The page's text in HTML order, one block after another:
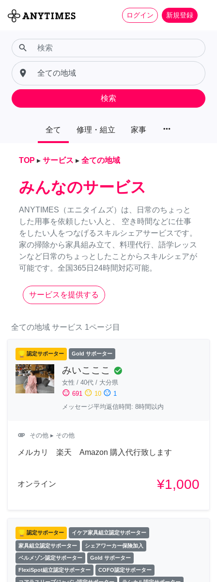
ログイン 新規登録
全て 修理・組立 家事 more_horiz
search
place
検索
TOP ▸ サービス ▸ 全ての地域
みんなのサービス
ANYTIMES（エニタイムズ）は、日常のちょっと
した用事を依頼したい人と、 空き時間などに仕事
をしたい人をつなげるスキルシェアサービスです。
家の掃除から家具組み立て、料理代行、語学レッス
ンなど日常のちょっとしたことからスキルシェアが
可能です。全国365日24時間対応可能。
サービスを提供する
全ての地域 サービス 1ページ目
認定サポーター Gold サポーター
みいこここ check_circle
女性 / 40代 / 大分県
sentiment_satisfied 691 sentiment_neutral 10 sentiment_dissatisfied 1
メッセージ平均返信時間: 8時間以内
attachment その他 ▸ その他
メルカリ 楽天 Amazon 購入代行致します
オンライン ¥1,000
認定サポーター イケア家具組立認定サポーター
家具組立認定サポーター シェアワーカー保険加入
ベルメゾン認定サポーター Gold サポーター
FlexiSpot組立認定サポーター COFO認定サポーター